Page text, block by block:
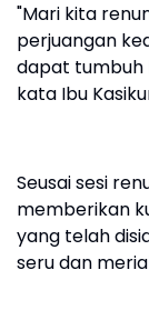
"Mari kita
perjuangan
dapat tumbuh
kata Ibu
Seusai sesi
memberikan
yang telah
seru dan